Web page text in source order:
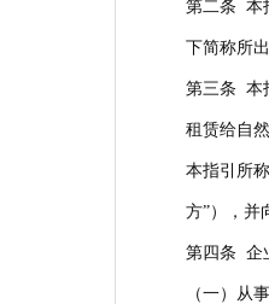
第二条 本
下简称所
第三条 本
租赁给自
本指引所
方”），并
第四条 企
（一）从